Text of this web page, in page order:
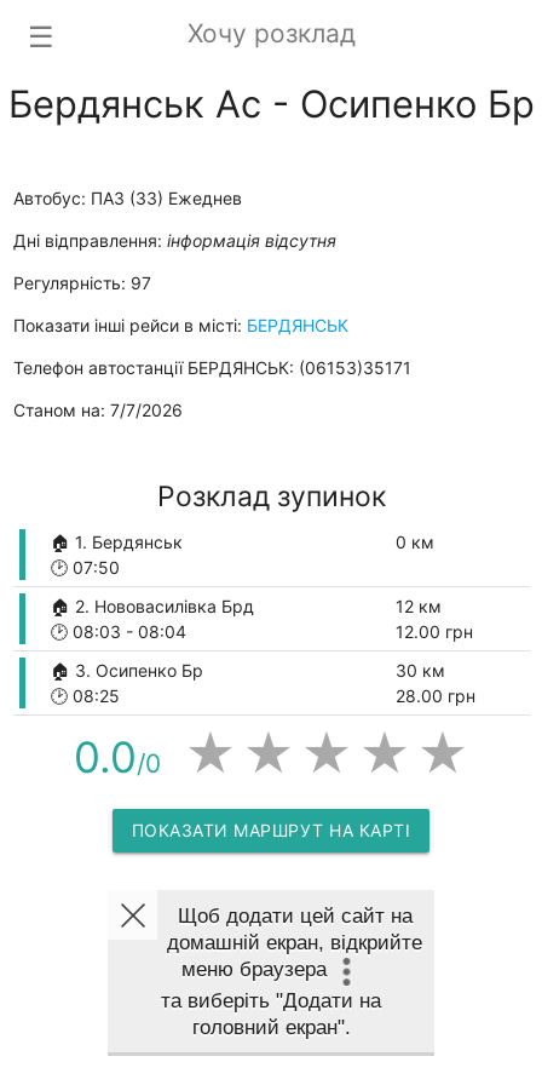
Хочу розклад
☰
Бердянськ Ас - Осипенко Бр
Автобус: ПАЗ (33) Ежеднев
Дні відправлення: інформація відсутня
Регулярність: 97
Показати інші рейси в місті: БЕРДЯНСЬК
Телефон автостанції БЕРДЯНСЬК: (06153)35171
Станом на: 7/7/2026
Розклад зупинок
🏠 1. Бердянськ
🕑07:50
0 км
🏠 2. Нововасилівка Брд
🕑08:03 - 08:04
12 км
12.00 грн
🏠 3. Осипенко Бр
🕑08:25
30 км
28.00 грн
0.0/0 ★ ★ ★ ★ ★
ПОКАЗАТИ МАРШРУТ НА КАРТІ
Щоб додати цей сайт на
домашній екран, відкрийте
меню браузера
та виберіть "Додати на
головний екран".